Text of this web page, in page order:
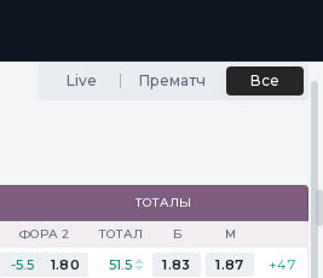
Live Прематч Все
ТОТАЛЫ
ФОРА 2 ТОТАЛ Б М
-5.5 1.80 51.5 1.83 1.87
+47